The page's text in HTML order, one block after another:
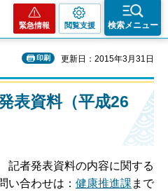
緊急情報 閲覧支援 検索メニュー
印刷 更新日：2015年3月31日
表資料（平成26
記者発表資料の内容に関する
い合わせは： 健康推進課 まで